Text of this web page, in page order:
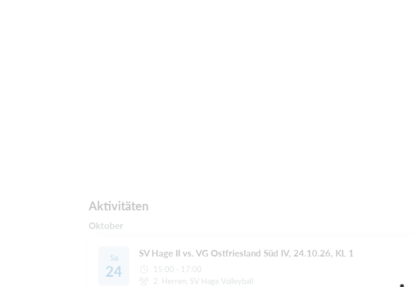
Aktivitäten
Oktober
Sa
24
SV Hage II vs. VG Ostfriesland Süd IV, 24.10.26, KL 1
15:00 - 17:00
2. Herren, SV Hage Volleyball